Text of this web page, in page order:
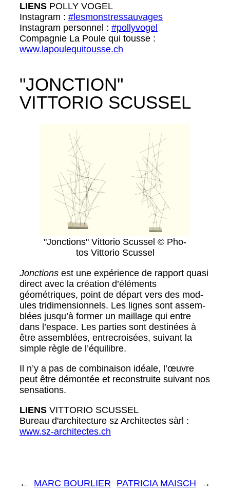
LIENS POLLY VOGEL
Insta­gram : #lesmon­stres­sauvages
Insta­gram per­son­nel : #pol­lyvo­gel
Com­pag­nie La Poule qui tou­sse :
www.lapoulequitousse.ch
"JONCTION"
VITTORIO SCUSSEL
"Jonc­tions" Vit­to­rio Scus­sel © Pho­
tos Vit­to­rio Scus­sel
Jonc­tions est une expéri­ence de rap­port qua­si
direct avec la créa­tion d’éléments
géométriques, point de départ vers des mod­
ules tridi­men­sion­nels. Les lignes sont assem­
blées jusqu’à for­mer un mail­lage qui entre
dans l’espace. Les par­ties sont des­tinées à
être assem­blées, entre­croisées, suiv­ant la
sim­ple règle de l’équilibre.
Il n’y a pas de com­bi­nai­son idéale, l’œuvre
peut être démon­tée et recon­stru­ite suiv­ant nos
sen­sa­tions.
LIENS VITTORIO SCUSSEL
Bureau d'architecture sz Archi­tectes sàrl :
www.sz-architectes.ch
← MARC BOURLIER PATRICIA MAISCH →